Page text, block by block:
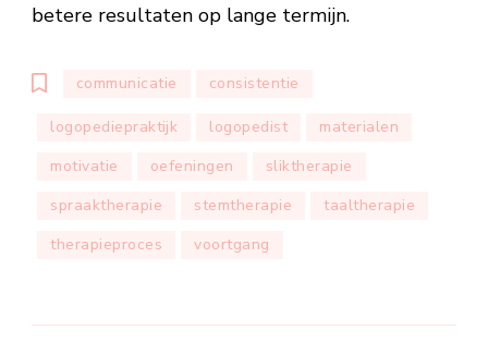
betere resultaten op lange termijn.
communicatie consistentie
logopediepraktijk logopedist
materialen
motivatie
oefeningen
sliktherapie
spraaktherapie
stemtherapie
taaltherapie
therapieproces
voortgang